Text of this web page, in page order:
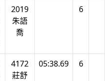
2019
朱語
喬
6
4172
莊舒
05:38.69 6